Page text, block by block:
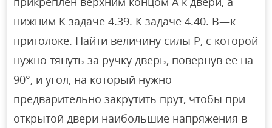
нижним К задаче 4.39. К задаче 4.40. В—к
притолоке. Найти величину силы Р, с которой
нужно тянуть за ручку дверь, повернув ее на
90°, и угол, на который нужно
предварительно закрутить прут, чтобы при
открытой двери наибольшие напряжения в